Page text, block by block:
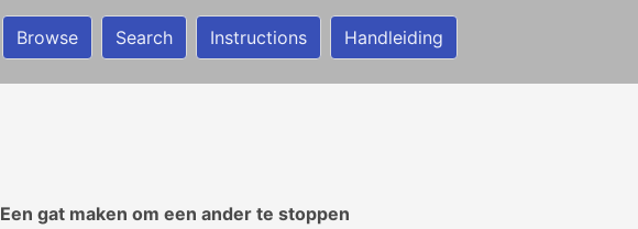
Browse Search Instructions Handleiding
Een gat maken om een ander te stoppen